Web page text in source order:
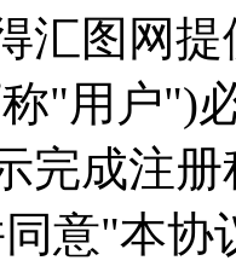
汇图网
"用户")
完成注
意"本协